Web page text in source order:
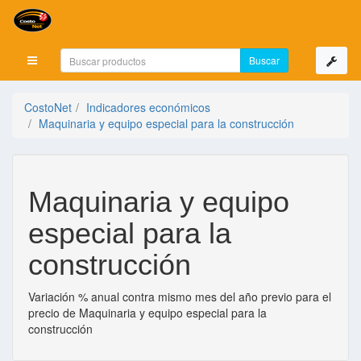
Mostrar menú
CostoNet
Indicadores económicos
Maquinaria y equipo especial para la construcción
Maquinaria y equipo
especial para la
construcción
Variación % anual contra mismo mes del año previo para el
precio de Maquinaria y equipo especial para la
construcción